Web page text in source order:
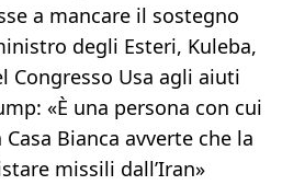
a mancare il sostegno
degli Esteri, Kuleba,
Congresso Usa agli aiuti
«È una persona con cui
Bianca avverte che la
missili dall’Iran»